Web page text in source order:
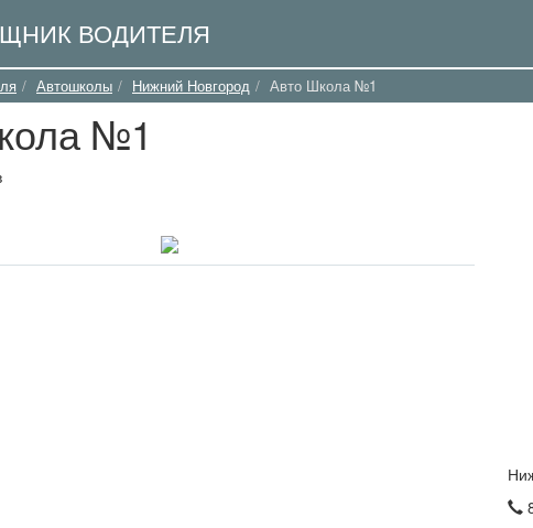
ВОДИТЕЛЯ
Автошколы Нижний Новгород Авто Школа №1
№1